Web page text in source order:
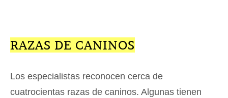
RAZAS DE CANINOS
Los especialistas reconocen cerca de
cuatrocientas razas de caninos. Algunas tienen